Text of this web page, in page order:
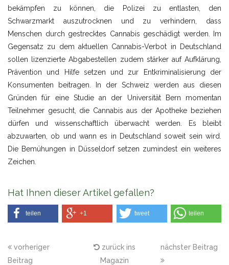
bekämpfen zu können, die Polizei zu entlasten, den
Schwarzmarkt auszutrocknen und zu verhindern, dass
Menschen durch gestrecktes Cannabis geschädigt werden. Im
Gegensatz zu dem aktuellen Cannabis-Verbot in Deutschland
sollen lizenzierte Abgabestellen zudem stärker auf Aufklärung,
Prävention und Hilfe setzen und zur Entkriminalisierung der
Konsumenten beitragen. In der Schweiz werden aus diesen
Gründen für eine Studie an der Universität Bern momentan
Teilnehmer gesucht, die Cannabis aus der Apotheke beziehen
dürfen und wissenschaftlich überwacht werden. Es bleibt
abzuwarten, ob und wann es in Deutschland soweit sein wird.
Die Bemühungen in Düsseldorf setzen zumindest ein weiteres
Zeichen.
Hat Ihnen dieser Artikel gefallen?
teilen +1 tweet teilen
vorheriger
Beitrag
zurück ins
Magazin
nächster Beitrag